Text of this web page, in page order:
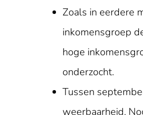
Zoals in eerdere
inkomensgroep
hoge
onderzocht.
Tussen
weerbaarheid.